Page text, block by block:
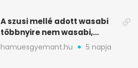
A szusi mellé adott wasabi
többnyire nem wasabi,
hanem fűszerkeverék
hamuesgyemant.hu 5 napja